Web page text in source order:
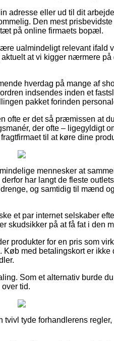
adresse eller ud til dit
Den mest
på online firmaets bopæl.
ualmindeligt relevant ifald
at vi kigger nærmere
hverdag på mange af
indsendes inden et
pakket forinden
ofte er det så præmissen at
der ofte – ligegyldigt
til at køre dine
mennesker at
har langt de fleste
og samtidig til mænd
et par internet selskaber
skudsikker på at få fat i den
produkter for en pris som
med betalingskort er ikke
Som et alternativ burde
tid.
tyde forhandlerens